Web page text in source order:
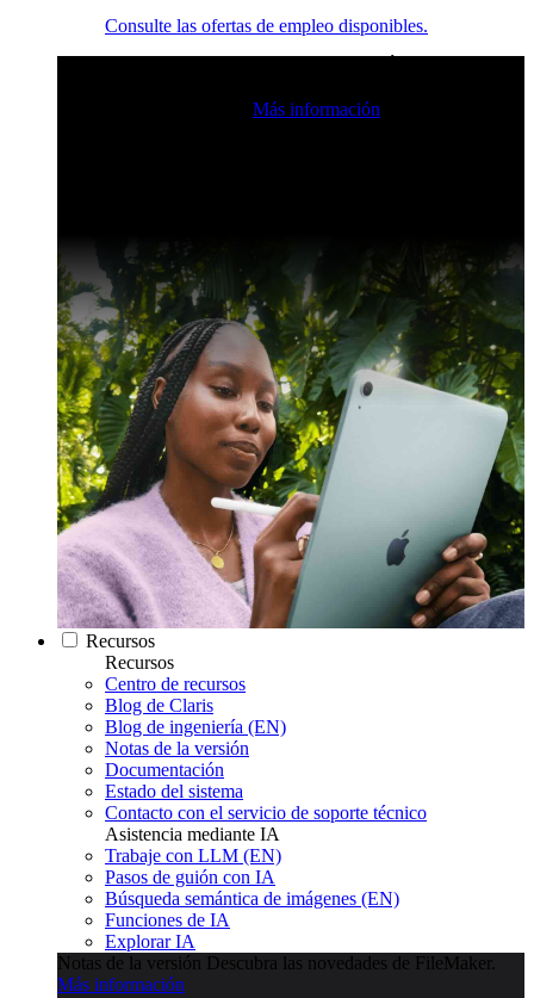
Consulte las ofertas de empleo disponibles.
Más información
Recursos
Recursos
Centro de recursos
Blog de Claris
Blog de ingeniería (EN)
Notas de la versión
Documentación
Estado del sistema
Contacto con el servicio de soporte técnico
Asistencia mediante IA
Trabaje con LLM (EN)
Pasos de guión con IA
Búsqueda semántica de imágenes (EN)
Funciones de IA
Explorar IA
Notas de la versión Descubra las novedades de FileMaker.
Más información